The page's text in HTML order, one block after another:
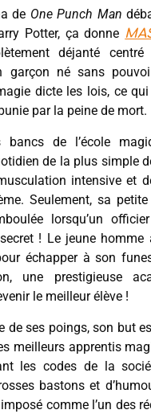
de One Punch Man
Potter, ça donne
déjanté
garçon né sans
dicte les lois, ce qui
par la peine de mort.
de l’école
de la plus simple
intensive et
Seulement, sa
lorsqu’un
! Le jeune homme
échapper à son
une prestigieuse
le meilleur élève !
de ses poings, son but
meilleurs apprentis
les codes de la
bastons et
imposé comme l’un des